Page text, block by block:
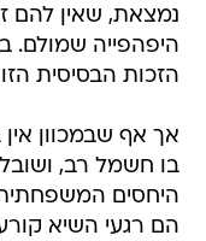
נמצאת, שאין להם
היפהפייה שמולם.
הזכות הבסיסית
אך אף שבמכוון
בו חשמל רב,
היחסים
הם רגעי השיא